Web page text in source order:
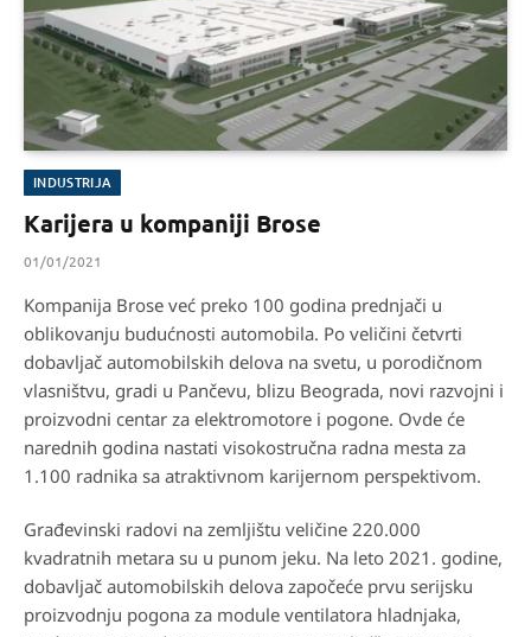
INDUSTRIJA
Karijera u kompaniji Brose
01/01/2021
Kompanija Brose već preko 100 godina prednjači u
oblikovanju budućnosti automobila. Po veličini četvrti
dobavljač automobilskih delova na svetu, u porodičnom
vlasništvu, gradi u Pančevu, blizu Beograda, novi razvojni i
proizvodni centar za elektromotore i pogone. Ovde će
narednih godina nastati visokostručna radna mesta za
1.100 radnika sa atraktivnom karijernom perspektivom.
Građevinski radovi na zemljištu veličine 220.000
kvadratnih metara su u punom jeku. Na leto 2021. godine,
dobavljač automobilskih delova započeće prvu serijsku
proizvodnju pogona za module ventilatora hladnjaka,